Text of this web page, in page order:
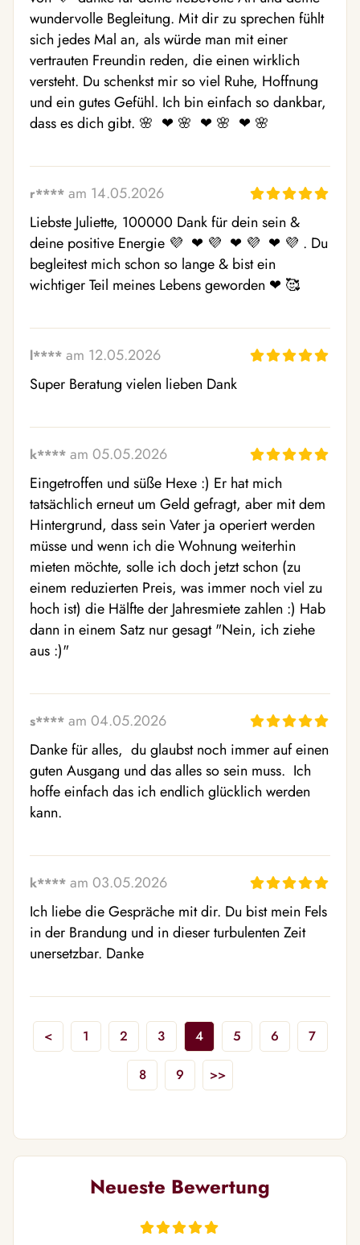
wundervolle Begleitung. Mit dir zu sprechen fühlt
sich jedes Mal an, als würde man mit einer
vertrauten Freundin reden, die einen wirklich
versteht. Du schenkst mir so viel Ruhe, Hoffnung
und ein gutes Gefühl. Ich bin einfach so dankbar,
dass es dich gibt. 🌸  ❤ ️🌸  ❤ ️🌸  ❤ ️🌸
r**** am 14.05.2026
Liebste Juliette, 100000 Dank für dein sein &
deine positive Energie 💜  ❤ ️💜  ❤ ️💜  ❤ ️💜 . Du
begleitest mich schon so lange & bist ein
wichtiger Teil meines Lebens geworden ❤ ️🥰
l**** am 12.05.2026
Super Beratung vielen lieben Dank
k**** am 05.05.2026
Eingetroffen und süße Hexe :) Er hat mich
tatsächlich erneut um Geld gefragt, aber mit dem
Hintergrund, dass sein Vater ja operiert werden
müsse und wenn ich die Wohnung weiterhin
mieten möchte, solle ich doch jetzt schon (zu
einem reduzierten Preis, was immer noch viel zu
hoch ist) die Hälfte der Jahresmiete zahlen :) Hab
dann in einem Satz nur gesagt "Nein, ich ziehe
aus :)"
s**** am 04.05.2026
Danke für alles,  du glaubst noch immer auf einen
guten Ausgang und das alles so sein muss.  Ich
hoffe einfach das ich endlich glücklich werden
kann.
k**** am 03.05.2026
Ich liebe die Gespräche mit dir. Du bist mein Fels
in der Brandung und in dieser turbulenten Zeit
unersetzbar. Danke
< 1 2 3 4 5 6 7
8 9 >>
Neueste Bewertung